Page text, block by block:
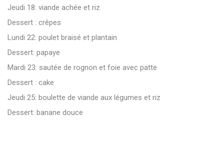
Jeudi 18: viande achée et riz
Dessert : crêpes
Lundi 22: poulet braisé et plantain
Dessert: papaye
Mardi 23: sautée de rognon et foie avec patte
Dessert : cake
Jeudi 25: boulette de viande aux légumes et riz
Dessert: banane douce